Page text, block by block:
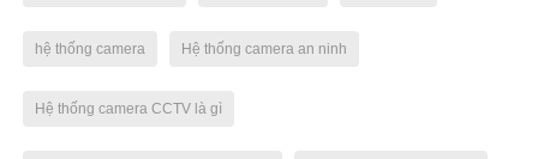
hệ thống camera Hệ thống camera an ninh
Hệ thống camera CCTV là gì